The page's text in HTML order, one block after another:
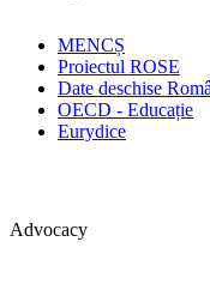
MENCȘ
Proiectul ROSE
Date deschise
OECD - Educație
Eurydice
Advocacy